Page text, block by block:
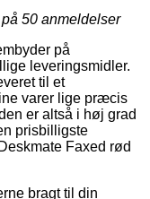
50 anmeldelser
på
leveringsmidler.
til et
varer lige præcis
er altså i høj grad
prisbilligste
Faxed rød
bragt til din